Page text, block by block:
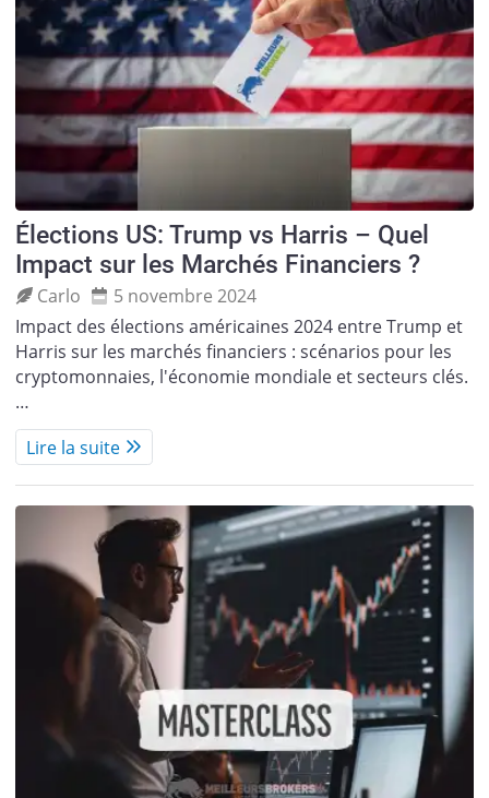
Élections US: Trump vs Harris – Quel
Impact sur les Marchés Financiers ?
Carlo
5 novembre 2024
Impact des élections américaines 2024 entre Trump et
Harris sur les marchés financiers : scénarios pour les
cryptomonnaies, l'économie mondiale et secteurs clés.
…
Lire la suite